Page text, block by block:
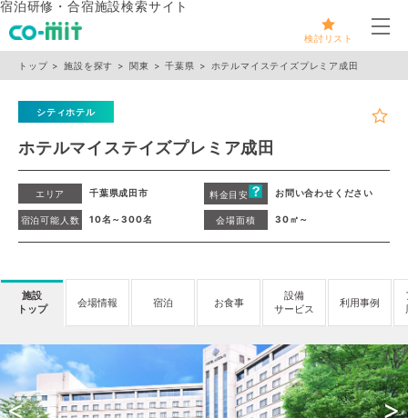
宿泊研修・合宿施設検索サイト
検討リスト
メ
トップ 施設を探す 関東 千葉県 ホテルマイステイズプレミア成田
シティホテル
ホテルマイステイズプレミア成田
エリア 千葉県成田市 料金目安 お問い合わせください
宿泊可能人数 10名～300名 会場面積 30㎡～
施設
トップ
会場情報 宿泊 お食事
設備
サービス
利用事例
>
<